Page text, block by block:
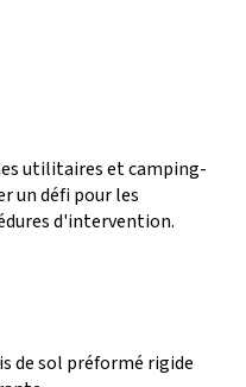
utilitaires et camping-
un défi pour les
d'intervention.
de sol préformé rigide